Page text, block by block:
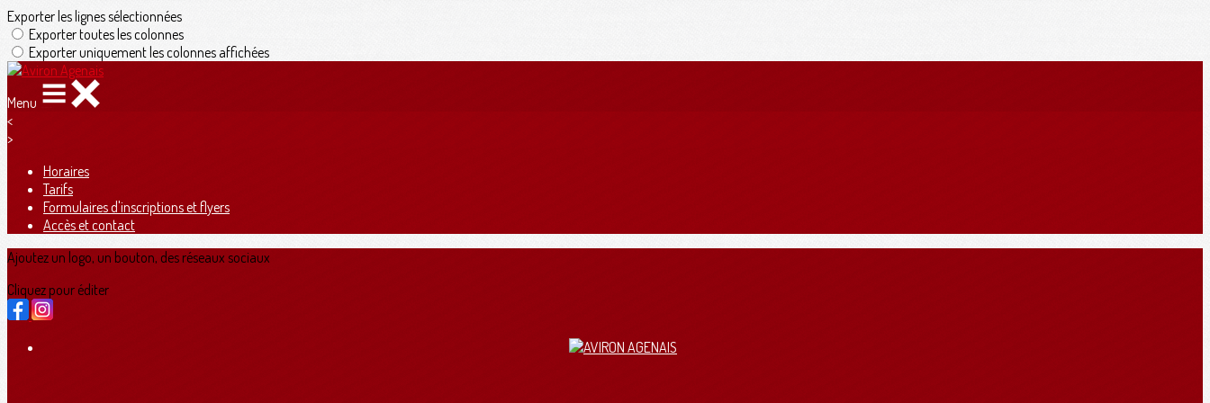
Exporter les lignes sélectionnées
Exporter toutes les colonnes
Exporter uniquement les colonnes affichées
Menu
<
>
Horaires
Tarifs
Formulaires d'inscriptions et flyers
Accès et contact
Ajoutez un logo, un bouton, des réseaux sociaux
Cliquez pour éditer